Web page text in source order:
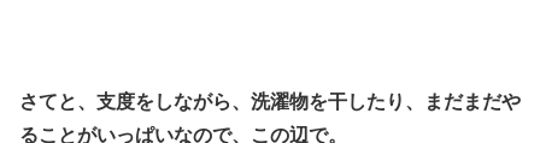
さてと、支度をしながら、洗濯物を干したり、まだまだや
ることがいっぱいなので、この辺で。